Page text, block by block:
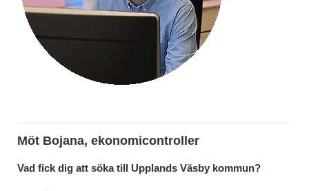
Möt Bojana, ekonomicontroller
Vad fick dig att söka till Upplands Väsby kommun?